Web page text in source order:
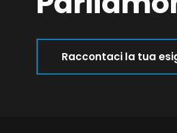
Raccontaci la tua